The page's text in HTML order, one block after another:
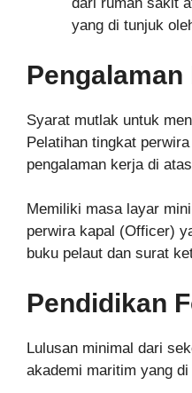
yang di tunjuk
Syarat mutlak untuk
Pelatihan tingkat
pengalaman kerja di
Memiliki masa layar
perwira kapal (Officer)
buku pelaut dan surat
Pendidikan
Lulusan minimal dari
akademi maritim yang